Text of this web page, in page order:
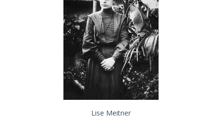
Lise Meitner